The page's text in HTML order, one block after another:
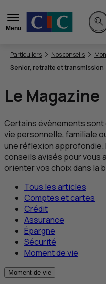
Menu
Vous êtes ici:
Particuliers Nos conseils
Senior, retraite et transmission
Le Magazine
Certains évènements
vie personnelle, familiale
une réflexion
conseils avisés pour vous
orienter vos choix dans la
Tous les articles
Comptes et cartes
Crédit
Assurance
Épargne
Sécurité
Moment de vie
Moment de vie